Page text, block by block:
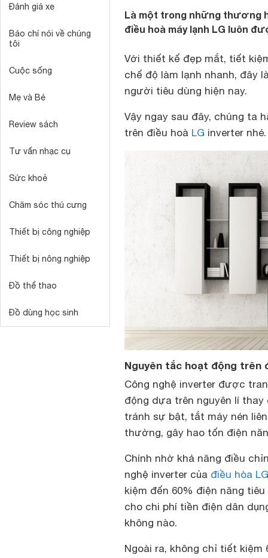
Đánh giá xe
Báo chí nói về chúng
tôi
Cuộc sống
Mẹ và Bé
Review sách
Tư vấn nhạc cụ
Sức khoẻ
Chăm sóc thú cưng
Thiết bị công nghiệp
Thiết bị nông nghiệp
Đồ thể thao
Đồ dùng học sinh
Là một trong những thương
điều hoà máy lạnh LG luôn
Với thiết kế đẹp mắt, tiết
chế độ làm lạnh nhanh, đây
người tiêu dùng hiện nay.
Vậy ngay sau đây, chúng ta
trên điều hoà LG inverter nhé.
Nguyên tắc hoạt động trên
Công nghệ inverter được
động dựa trên nguyên lí
tránh sự bật, tắt máy nén
thường, gây hao tốn điện
Chính nhờ khả năng điều
nghệ inverter của điều hòa LG
kiệm đến 60% điện năng
cho chi phí tiền điện dân
không nào.
Ngoài ra, không chỉ tiết kiệm